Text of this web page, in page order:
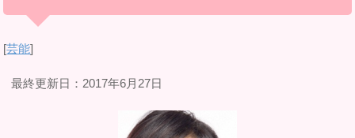
[芸能]
最終更新日：2017年6月27日